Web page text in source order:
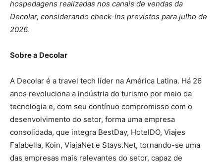
hospedagens realizadas nos canais de vendas da
Decolar, considerando check-ins previstos para julho de
2026.
Sobre a Decolar
A Decolar é a travel tech líder na América Latina. Há 26
anos revoluciona a indústria do turismo por meio da
tecnologia e, com seu contínuo compromisso com o
desenvolvimento do setor, forma uma empresa
consolidada, que integra BestDay, HotelDO, Viajes
Falabella, Koin, ViajaNet e Stays.Net, tornando-se uma
das empresas mais relevantes do setor, capaz de